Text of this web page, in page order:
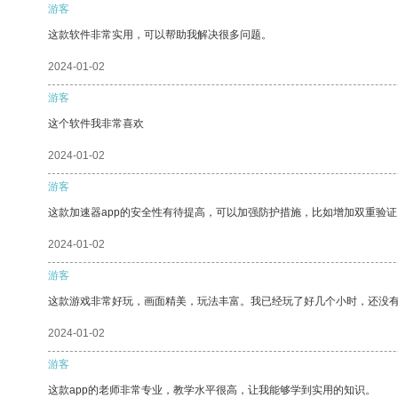
游客
这款软件非常实用，可以帮助我解决很多问题。
2024-01-02
游客
这个软件我非常喜欢
2024-01-02
游客
这款加速器app的安全性有待提高，可以加强防护措施，比如增加双重验证
2024-01-02
游客
这款游戏非常好玩，画面精美，玩法丰富。我已经玩了好几个小时，还没有
2024-01-02
游客
这款app的老师非常专业，教学水平很高，让我能够学到实用的知识。